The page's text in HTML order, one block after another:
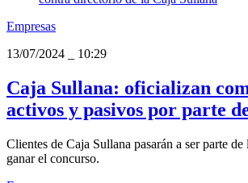
Empresas
13/07/2024
10:29
Caja Sullana: oficializan
activos y pasivos por parte
Clientes de Caja Sullana pasarán a ser parte
ganar el concurso.